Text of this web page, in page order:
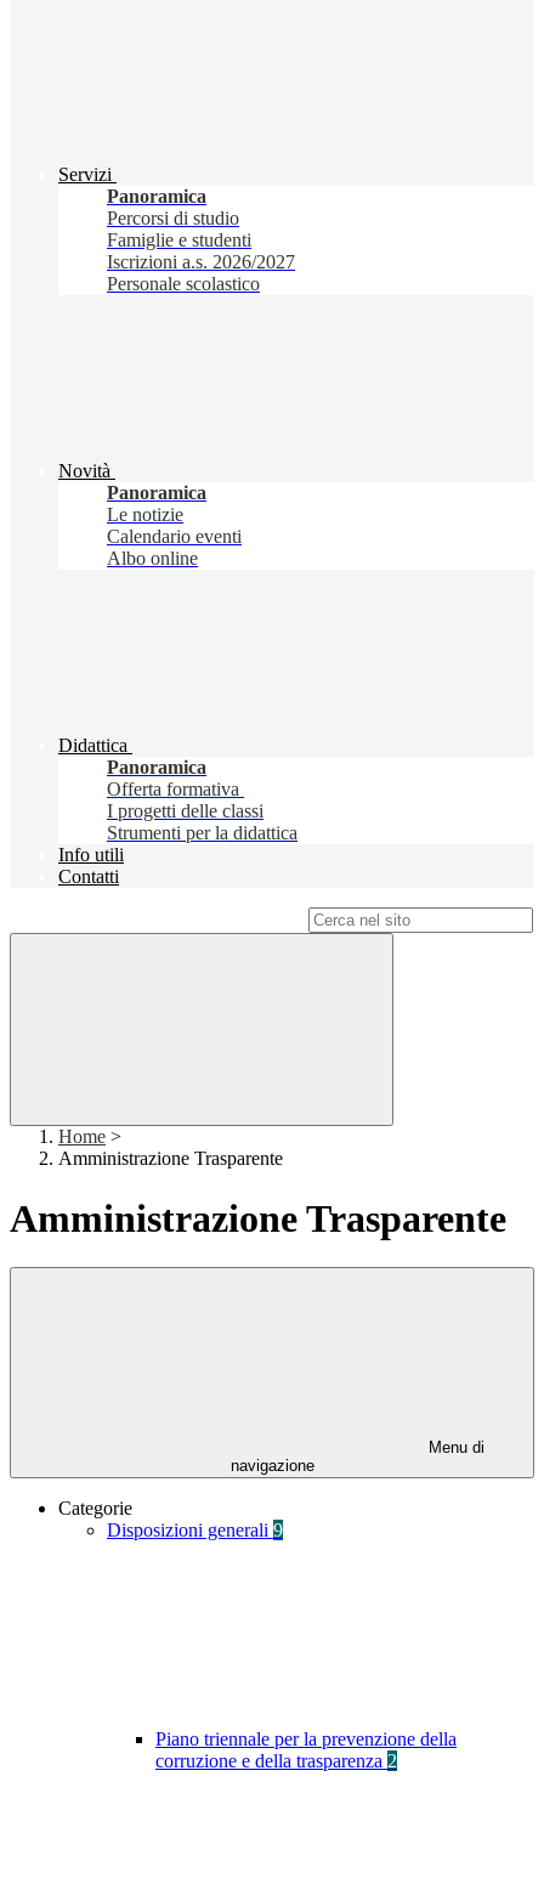
Servizi
Panoramica
Percorsi di studio
Famiglie e studenti
Iscrizioni a.s. 2026/2027
Personale scolastico
Novità
Panoramica
Le notizie
Calendario eventi
Albo online
Didattica
Panoramica
Offerta formativa
I progetti delle classi
Strumenti per la didattica
Info utili
Contatti
Home >
Amministrazione Trasparente
Amministrazione Trasparente
Menu di
navigazione
Categorie
Disposizioni generali 9
Piano triennale per la prevenzione della
corruzione e della trasparenza 2